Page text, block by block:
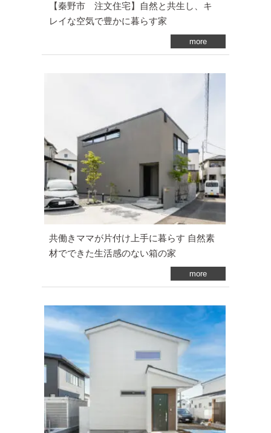
【秦野市 注文住宅】自然と共生し、キ
レイな空気で豊かに暮らす家
more
共働きママが片付け上手に暮らす 自然素
材でできた生活感のない箱の家
more